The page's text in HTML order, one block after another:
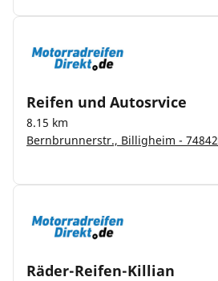
Reifen und Autosrvice
8.15 km
Bernbrunnerstr., Billigheim - 74842
Räder-Reifen-Killian